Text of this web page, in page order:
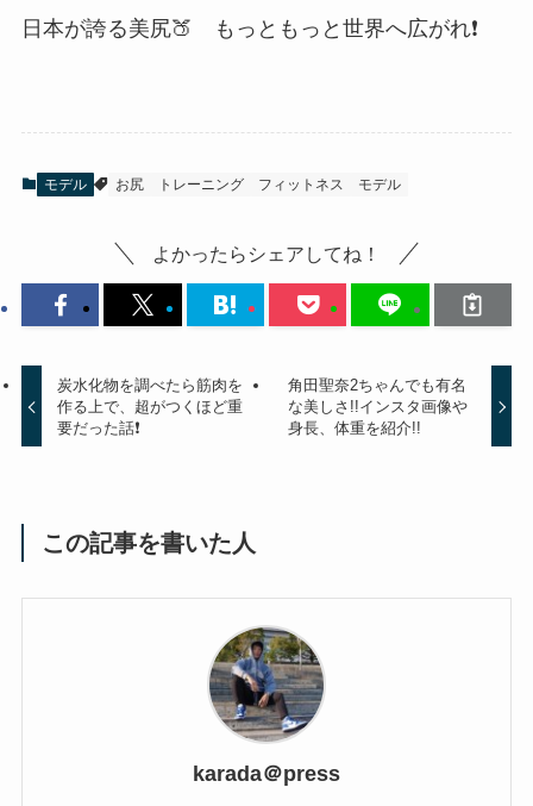
日本が誇る美尻🍑 もっともっと世界へ広がれ❗
モデル お尻 トレーニング フィットネス モデル
よかったらシェアしてね！
炭水化物を調べたら筋肉を
作る上で、超がつくほど重
要だった話❗️
角田聖奈2ちゃんでも有名
な美しさ!!インスタ画像や
身長、体重を紹介!!
この記事を書いた人
karada＠press